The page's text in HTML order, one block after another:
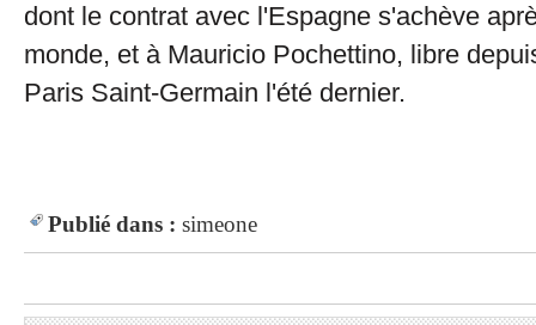
dont le contrat avec l'Espagne s'achève
monde, et à Mauricio Pochettino, libre
Paris Saint-Germain l'été dernier.
Publié dans : simeone